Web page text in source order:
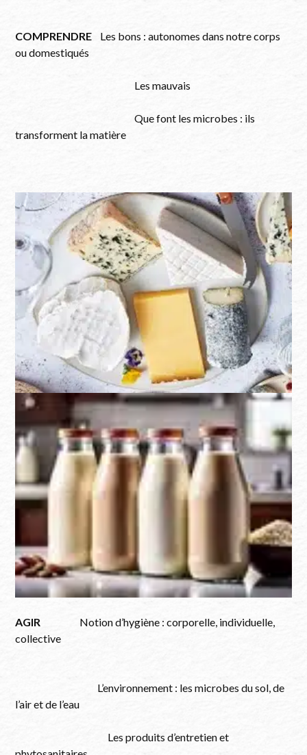
COMPRENDRE
Les bons : autonomes dans notre corps
ou domestiqués
Les mauvais
Que font les microbes : ils
transforment la matière
AGIR Notion d’hygiène : corporelle, individuelle,
collective
L’environnement : les microbes du sol, de
l’air et de l’eau
Les produits d’entretien et